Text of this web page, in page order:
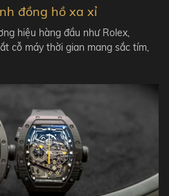
đồng hồ xa xỉ
hiệu hàng đầu như Rolex,
cỗ máy thời gian mang sắc tím,